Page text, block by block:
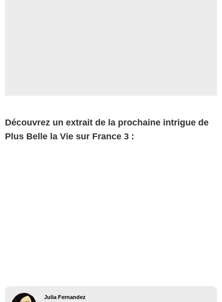
Découvrez un extrait de la prochaine intrigue de
Plus Belle la Vie sur France 3 :
Julia Fernandez